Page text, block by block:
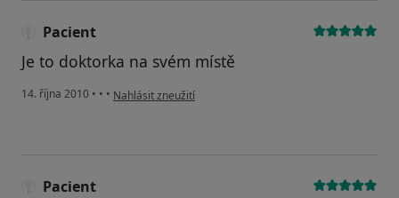
Pacient
Je to doktorka na svém místě
14. října 2010 • • • podle názoru uživatele Pacient
Nahlásit zneužití
Pacient